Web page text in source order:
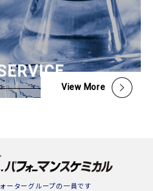
View More
ーターグループの一員です